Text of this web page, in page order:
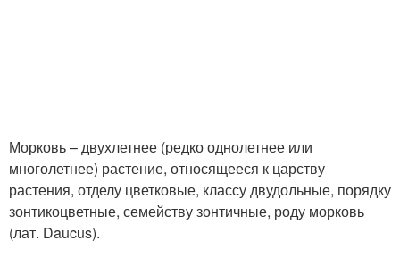
Морковь – двухлетнее (редко однолетнее или
многолетнее) растение, относящееся к царству
растения, отделу цветковые, классу двудольные, порядку
зонтикоцветные, семейству зонтичные, роду морковь
(лат. Daucus).